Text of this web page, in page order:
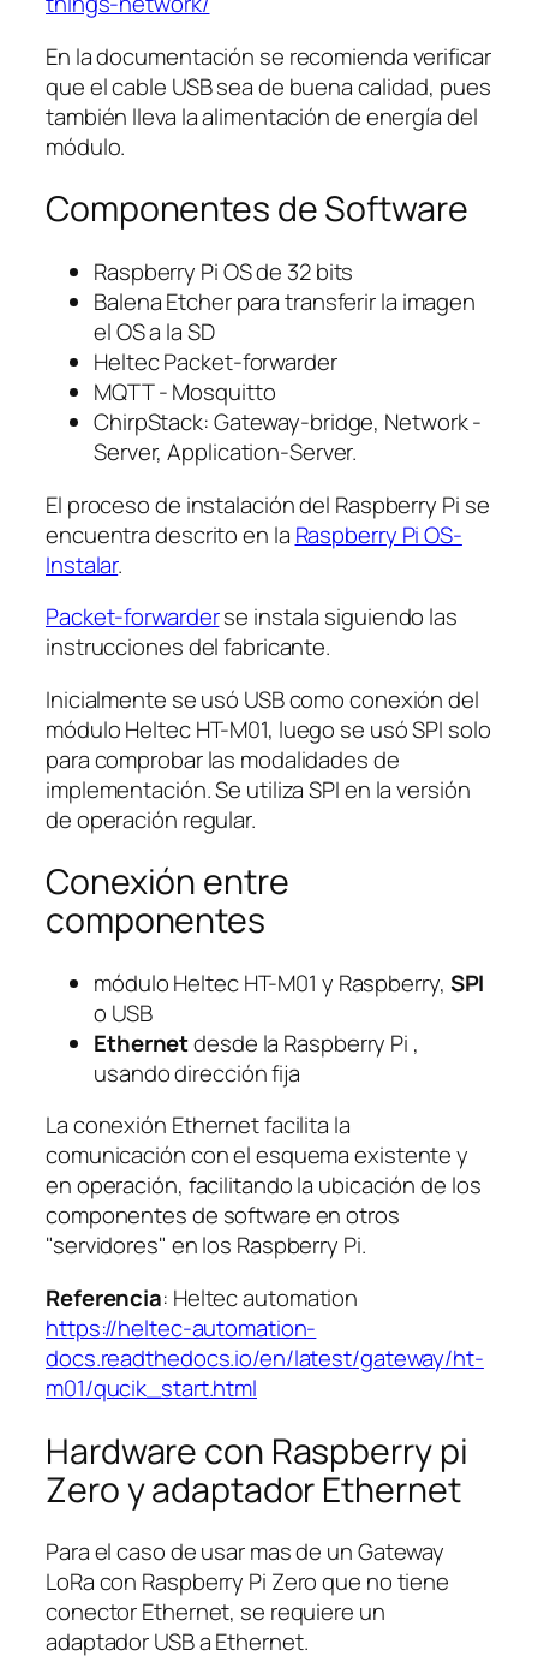
En la documentación se recomienda verificar
que el cable USB sea de buena calidad, pues
también lleva la alimentación de energía del
módulo.
Componentes de Software
Raspberry Pi OS de 32 bits
Balena Etcher para transferir la imagen
el OS a la SD
Heltec Packet-forwarder
MQTT - Mosquitto
ChirpStack: Gateway-bridge, Network -
Server, Application-Server.
El proceso de instalación del Raspberry Pi se
encuentra descrito en la Raspberry Pi OS-
Instalar.
Packet-forwarderse instala siguiendo las
instrucciones del fabricante.
Inicialmente se usó USB como conexión del
módulo Heltec HT-M01, luego se usó SPI solo
para comprobar las modalidades de
implementación. Se utiliza SPI en la versión
de operación regular.
Conexión entre
componentes
módulo Heltec HT-M01 y Raspberry, SPI
o USB
Ethernetdesde la Raspberry Pi ,
usando dirección fija
La conexión Ethernet facilita la
comunicación con el esquema existente y
en operación, facilitando la ubicación de los
componentes de software en otros
"servidores" en los Raspberry Pi.
Referencia: Heltec automation
https://heltec-automation-
docs.readthedocs.io/en/latest/gateway/ht-
m01/qucik_start.html
Hardware con Raspberry pi
Zero y adaptador Ethernet
Para el caso de usar mas de un Gateway
LoRa con Raspberry Pi Zero que no tiene
conector Ethernet, se requiere un
adaptador USB a Ethernet.